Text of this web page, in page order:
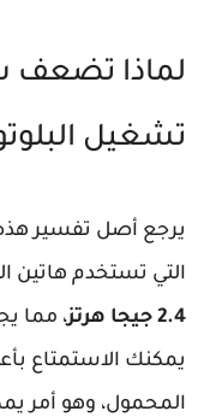
لماذا تضعف
تشغيل
يرجع أصل تفسير
التي تستخدم هاتين
2.4 جيجا هرتز
، مما
يمكنك الاستمتاع
المحمول، وهو أمر